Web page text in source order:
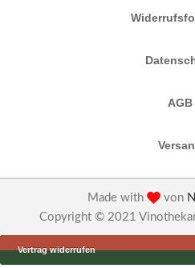
AGB
Made with von
Copyright © 2021
Vertrag widerrufen